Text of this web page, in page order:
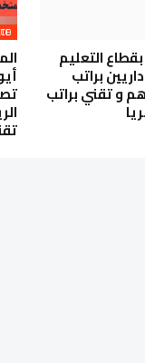
التعليم
براتب
و 5000 درهم و تقني براتب
RECRUTE